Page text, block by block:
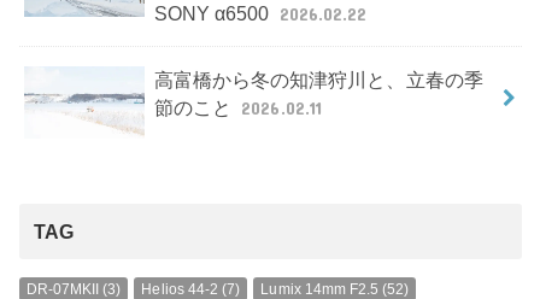
SONY α6500 2026.02.22
高富橋から冬の知津狩川と、立春の季
節のこと
2026.02.11
TAG
DR-07MKII(3) Helios 44-2 (7) Lumix 14mm F2.5 (52)